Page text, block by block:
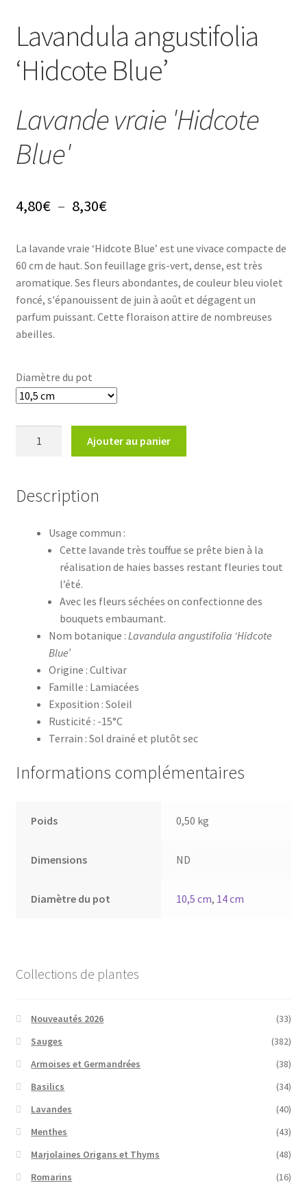
L’emballage
Avis
Lavandula angustifolia
‘Hidcote Blue’
Lavande vraie 'Hidcote
Blue'
4,80€ – 8,30€Plage
prix :
4,80€
à
La lavande vraie ‘Hidcote Blue’ est une vivace compacte de
60 cm de haut. Son feuillage gris-vert, dense, est très
aromatique. Ses fleurs abondantes, de couleur bleu violet
foncé, s'épanouissent de juin à août et dégagent un
parfum puissant. Cette floraison attire de nombreuses
abeilles.
Diamètre du pot
'Hidcote
Ajouter au panier
Description
Usage commun :
Cette lavande très touffue se prête bien à la
réalisation de haies basses restant fleuries tout
l’été.
Avec les fleurs séchées on confectionne des
bouquets embaumant.
Nom botanique : Lavandula angustifolia ‘Hidcote
Blue’
Origine : Cultivar
Famille : Lamiacées
Exposition : Soleil
Rusticité : -15°C
Terrain : Sol drainé et plutôt sec
Informations complémentaires
Poids 0,50 kg
Dimensions ND
Diamètre du pot 10,5 cm, 14 cm
Collections de plantes
Nouveautés 2026
(33)
Sauges
(382)
Armoises et Germandrées
(38)
Basilics
(34)
Lavandes
(40)
Menthes
(43)
Marjolaines Origans et Thyms
(48)
Romarins
(16)